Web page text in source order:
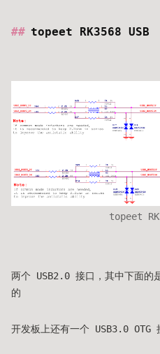
topeet RK3568 USB
topeet
两个 USB2.0 接口，其中下面的
的
开发板上还有一个 USB3.0 OTG